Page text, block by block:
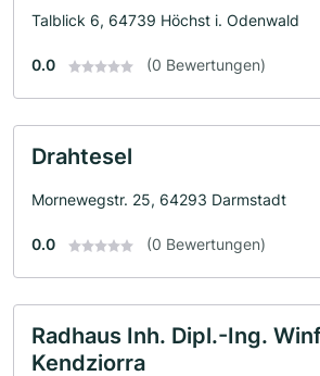
Talblick 6, 64739 Höchst i. Odenwald
0.0 (0 Bewertungen)
Drahtesel
Mornewegstr. 25, 64293 Darmstadt
0.0 (0 Bewertungen)
Radhaus Inh. Dipl.-Ing.
Kendziorra